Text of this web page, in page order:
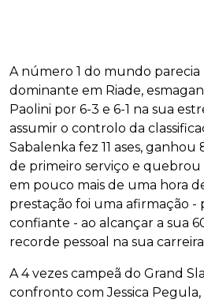
A número 1 do mundo parecia
dominante em Riade,
Paolini por 6-3 e 6-1 na sua
assumir o controlo da
Sabalenka fez 11 ases, ganhou
de primeiro serviço e quebrou
em pouco mais de uma hora
prestação foi uma afirmação -
confiante - ao alcançar a sua
recorde pessoal na sua
A 4 vezes campeã do Grand
confronto com Jessica Pegula,